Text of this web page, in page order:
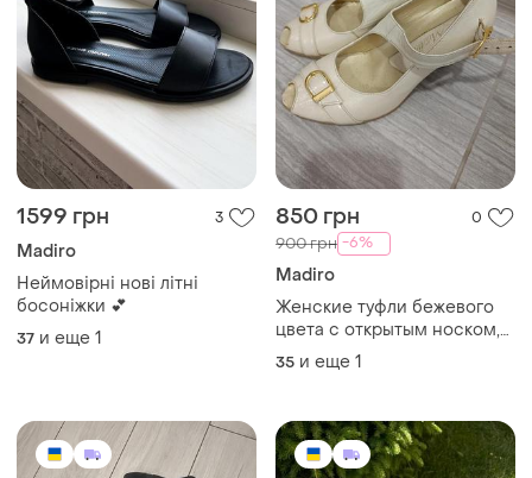
1599 грн 3
Madiro
Неймовірні нові літні
босоніжки 💕
37 и еще 1
850 грн 0
900 грн -6%
Madiro
Женские туфли бежевого
цвета с открытым носком,
ремешком на подъеме и
золотистыми пряжками
35 и еще 1